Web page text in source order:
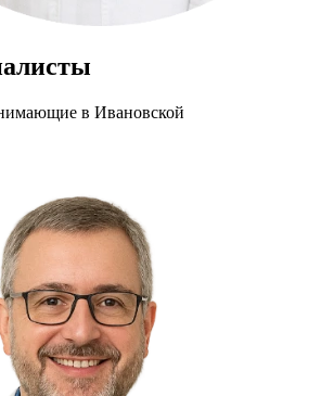
в Ивановской